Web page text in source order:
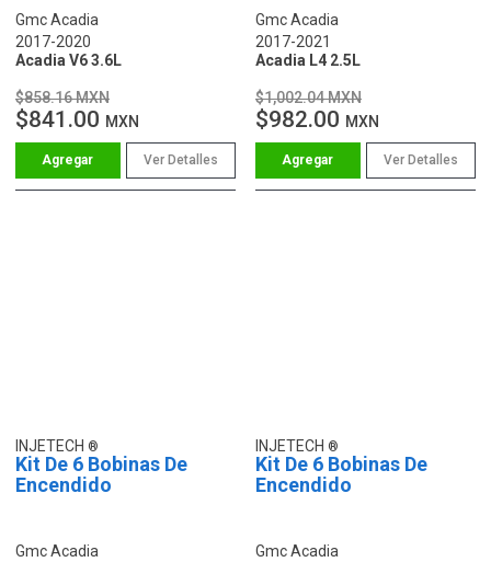
Gmc Acadia
2017-2020
Acadia V6 3.6L
$858.16 MXN
$841.00 MXN
Ver Detalles
Gmc Acadia
2017-2021
Acadia L4 2.5L
$1,002.04 MXN
$982.00 MXN
Ver Detalles
INJETECH
Kit De 6 Bobinas De
Encendido
Gmc Acadia
INJETECH
Kit De 6 Bobinas De
Encendido
Gmc Acadia